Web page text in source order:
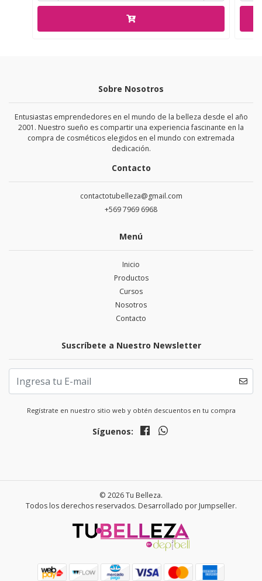
Sobre Nosotros
Entusiastas emprendedores en el mundo de la belleza desde el año
2001. Nuestro sueño es compartir una experiencia fascinante en la
compra de cosméticos elegidos en el mundo con extremada
dedicación.
Contacto
contactotubelleza@gmail.com
+569 7969 6968
Menú
Inicio
Productos
Cursos
Nosotros
Contacto
Suscríbete a Nuestro Newsletter
Regístrate en nuestro sitio web y obtén descuentos en tu compra
Síguenos:
© 2026 Tu Belleza.
Todos los derechos reservados. Desarrollado por Jumpseller.